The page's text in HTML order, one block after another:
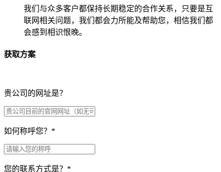
我们与众多客户都保持长期稳定的合作关系，只要是互
联网相关问题，我们都会力所能及帮助您，相信我们都
会感到相识恨晚。
获取方案
贵公司的网址是？
如何称呼您？ *
您的联系方式是？ *